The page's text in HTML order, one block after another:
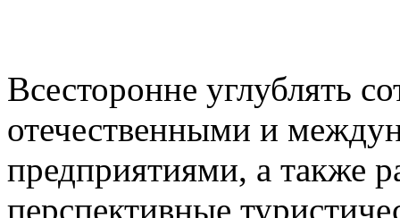
Всесторонне углублять
отечественными и
предприятиями, а также
перспективные